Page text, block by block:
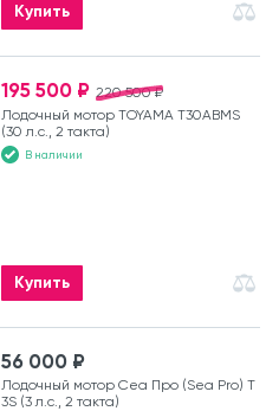
Купить
220 500 ₽
195 500 ₽
Лодочный мотор TOYAMA T30ABMS
(30 л.с., 2 такта)
В наличии
Купить
56 000 ₽
Лодочный мотор Сеа Про (Sea Pro) Т
3S (3 л.с., 2 такта)